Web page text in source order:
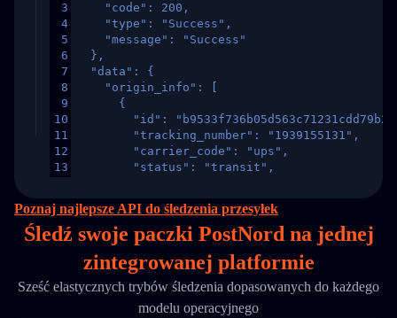
3
4
5
6
7
8
9
10
11
12
13
16
17
20
21
    "code": 200,
    "type": "Success",
    "message": "Success"
  },
  "data": {
    "origin_info": [
      {
"id":
        "tracking_number": "1939155131",
        "carrier_code": "ups",
        "status": "transit",
        "itemTimeLength": 2,
        "weblink": "",
        "phone": null,
        "trackinfo": [
          {
            "Date": "2017-03-08 04: 22: 00",
"StatusDescription": "Departed
Poznaj najlepsze API do śledzenia przesyłek
Śledź swoje paczki PostNord na jednej
zintegrowanej platformie
Sześć elastycznych trybów śledzenia dopasowanych do każdego
modelu operacyjnego